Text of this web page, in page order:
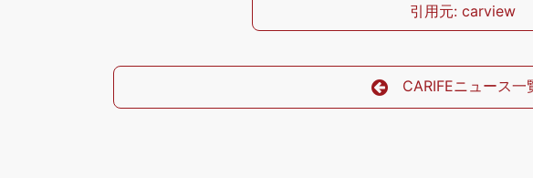
引用元: carview
CARIFEニュース一